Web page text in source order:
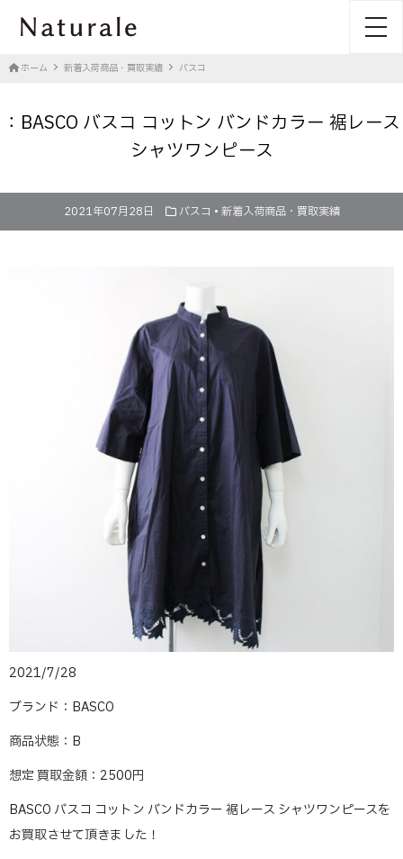
ホーム 新着入荷商品・買取実績 バスコ
：BASCO バスコ コットン バンドカラー 裾レース
シャツワンピース
2021年07月28日 バスコ • 新着入荷商品・買取実績
2021/7/28
ブランド：BASCO
商品状態：B
想定 買取金額：2500円
BASCO バスコ コットン バンドカラー 裾レース シャツワンピースを
お買取させて頂きました！